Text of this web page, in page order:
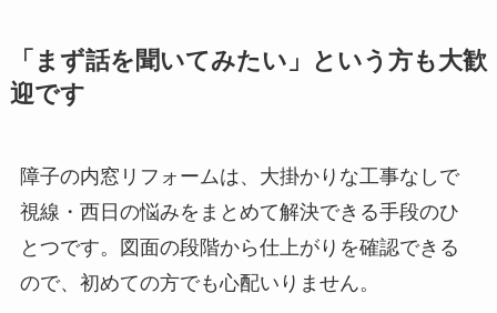
「まず話を聞いてみたい」という方も大歓
迎です
障子の内窓リフォームは、大掛かりな工事なしで
視線・西日の悩みをまとめて解決できる手段のひ
とつです。図面の段階から仕上がりを確認できる
ので、初めての方でも心配いりません。